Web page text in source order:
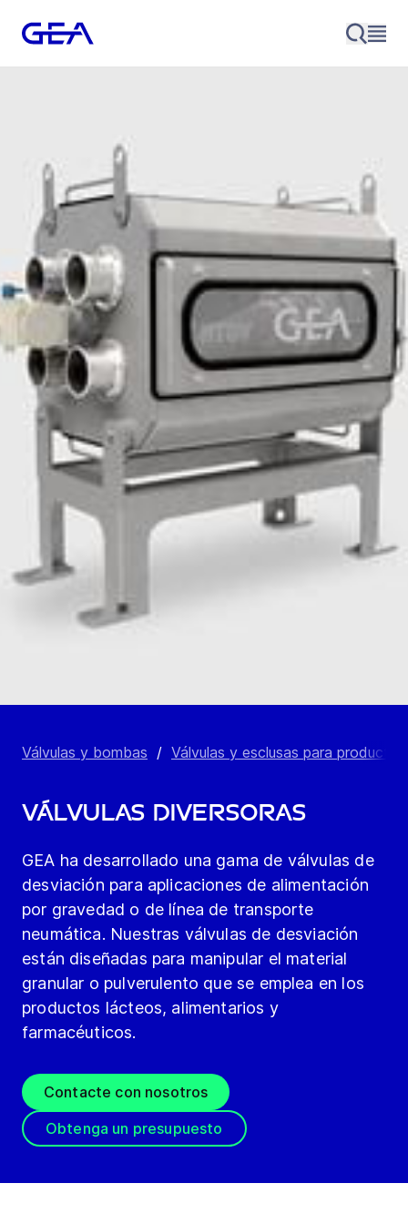
Válvulas y bombas / Válvulas y esclusas para
Válvulas diversoras
GEA ha desarrollado una gama de válvulas de
desviación para aplicaciones de alimentación
por gravedad o de línea de transporte
neumática. Nuestras válvulas de desviación
están diseñadas para manipular el material
granular o pulverulento que se emplea en los
productos lácteos, alimentarios y
farmacéuticos.
Contacte con nosotros
Obtenga un presupuesto